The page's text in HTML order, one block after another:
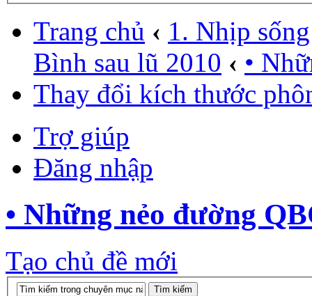
Trang chủ ‹ 1. Nhịp
Bình sau lũ 2010 ‹ •
Thay đổi kích thước
Trợ giúp
Đăng nhập
• Những nẻo đường
Tạo chủ đề mới